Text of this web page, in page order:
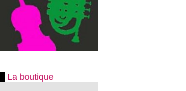
La boutique